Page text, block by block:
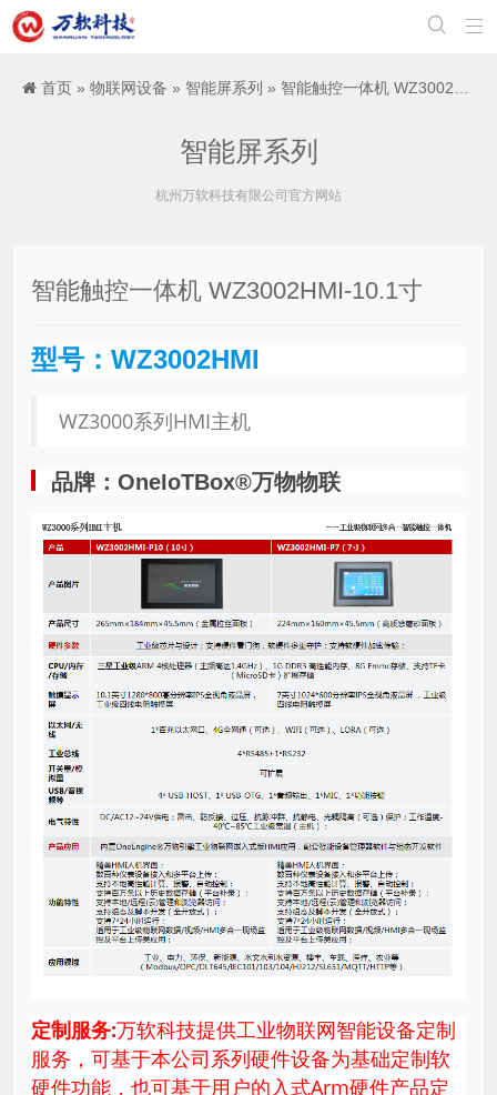


首页 » 物联网设备 » 智能屏系列 » 智能触控一体机 WZ3002HMI-10.1寸
智能屏系列
杭州万软科技有限公司官方网站
智能触控一体机 WZ3002HMI-10.1寸
型号：WZ3002HMI
WZ3000系列HMI主机
品牌：OneIoTBox®万物物联
定制服务:万软科技提供工业物联网智能设备定制
服务，可基于本公司系列硬件设备为基础定制软
硬件功能，也可基于用户的入式Arm硬件产品定